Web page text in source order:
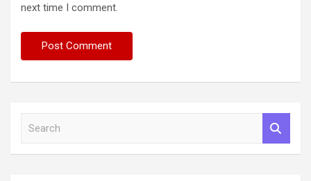
next time I comment.